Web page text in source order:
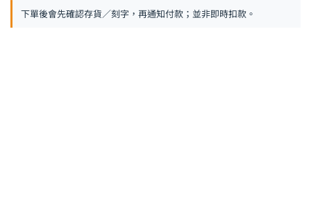
下單後會先確認存貨／刻字，再通知付款；並非即時扣款。